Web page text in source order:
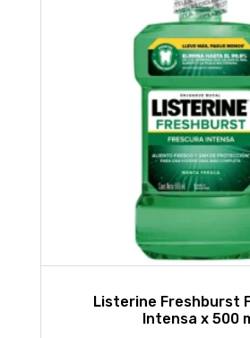
Listerine Freshburst
Intensa x 500